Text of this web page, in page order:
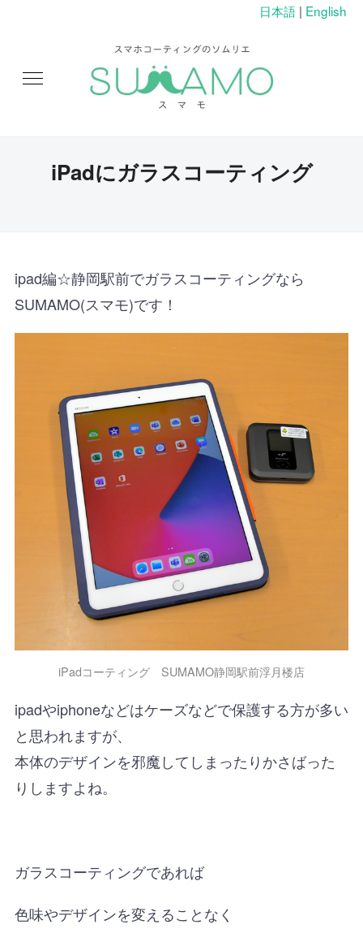
日本語 | English
iPadにガラスコーティング
ipad編☆静岡駅前でガラスコーティングなら
SUMAMO(スマモ)です！
iPadコーティング SUMAMO静岡駅前浮月楼店
ipadやiphoneなどはケーズなどで保護する方が多い
と思われますが、
本体のデザインを邪魔してしまったりかさばった
りしますよね。
ガラスコーティングであれば
色味やデザインを変えることなく